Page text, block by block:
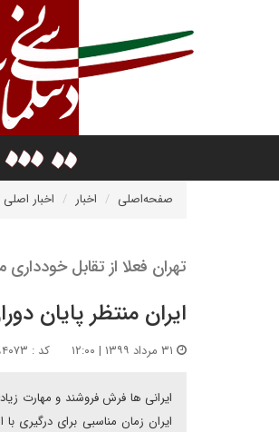
صفحه‌اصلی اخبار اخبار اصلی
تهران فعلا از تقابل
ایران منتظر پایان
کد : ۱۹۹۴۰۷۳
ایرانی ها فرش فروشند و مهارت
ایران زمان مناسبی برای درگیری